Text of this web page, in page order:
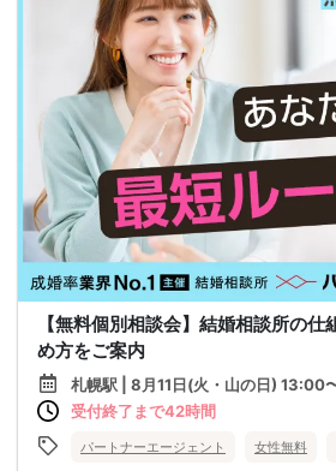
【無料個別相談会】結婚相談所の仕
め方をご案内
札幌駅 | 8月11日(火・山の日) 13:00
受付終了まで42時間
パートナーエージェント 女性無料